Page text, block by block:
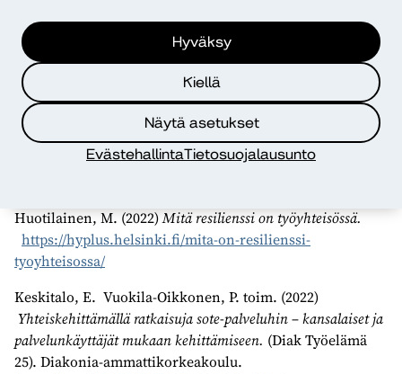
Hyväksy
Kiellä
Näytä asetukset
EvästehallintaTietosuojalausunto
kanssa tuottaa ratkaisuja myös mielenterveyden ja
mielenterveyden edistämiseen haasteisiin.
Yhteiskehittäminen vahvistaa ja tuottaa resilienssiä
siihen osallistuville yksilöille ja yhteisöille. (Keskitalo &
Vuokila-Oikkonen, 2022; Nousiainen & Vuokila-
Oikkonen, 2020).
Huotilainen, M. (2022)Mitä resilienssi on työyhteisössä.
https://hyplus.helsinki.fi/mita-on-resilienssi-
tyoyhteisossa/
Keskitalo, E. Vuokila-Oikkonen, P. toim. (2022)
Yhteiskehittämällä ratkaisuja sote-palveluhin – kansalaiset ja
palvelunkäyttäjät mukaan kehittämiseen. (Diak Työelämä
25). Diakonia-ammattikorkeakoulu.